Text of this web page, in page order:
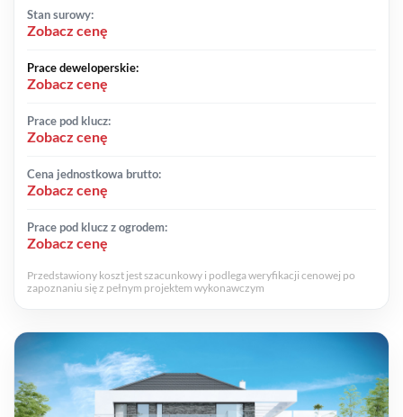
Stan surowy:
Zobacz cenę
Prace deweloperskie:
Zobacz cenę
Prace pod klucz:
Zobacz cenę
Cena jednostkowa brutto:
Zobacz cenę
Prace pod klucz z ogrodem:
Zobacz cenę
Przedstawiony koszt jest szacunkowy i podlega weryfikacji cenowej po
zapoznaniu się z pełnym projektem wykonawczym